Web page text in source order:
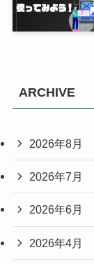
ARCHIVE
2026年8月
2026年7月
2026年6月
2026年4月